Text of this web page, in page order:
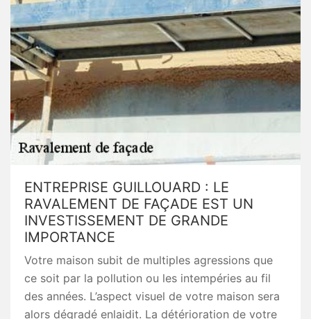
ENTREPRISE GUILLOUARD : LE
RAVALEMENT DE FAÇADE EST UN
INVESTISSEMENT DE GRANDE
IMPORTANCE
Votre maison subit de multiples agressions que
ce soit par la pollution ou les intempéries au fil
des années. L’aspect visuel de votre maison sera
alors dégradé enlaidit. La détérioration de votre